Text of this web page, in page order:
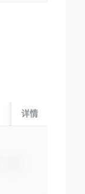
起运国/地区
详情